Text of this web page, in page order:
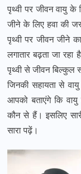
पृथ्वी पर जीवन वायु के
जीने के लिए हवा की
पृथ्वी पर जीवन जीने
लगातार बढ़ता जा रहा
पृथ्वी से जीवन बिल्कुल
जिनकी सहायता से
आपको बताएंगे कि
कौन से हैं। इसलिए
सारा पढ़ें।